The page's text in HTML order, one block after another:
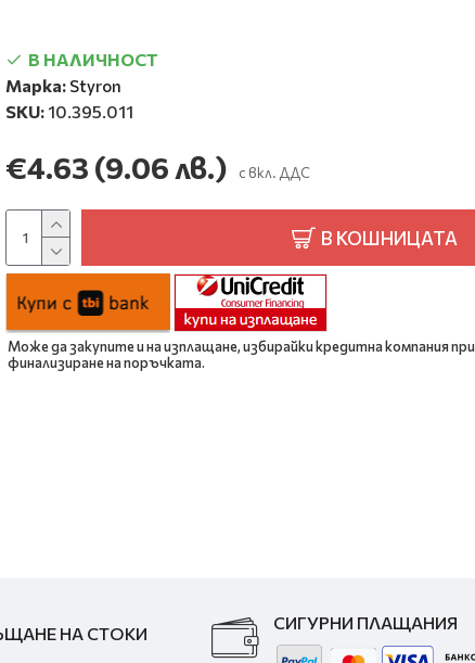
В НАЛИЧНОСТ
Марка: Styron
SKU: 10.395.011
€4.63 (9.06 лв.) с вкл. ДДС
В КОШНИЦАТА
Може да закупите и на изплащане, избирайки кредитна компания при
финализиране на поръчката.
НА СТОКИ
СИГУРНИ ПЛАЩАНИЯ